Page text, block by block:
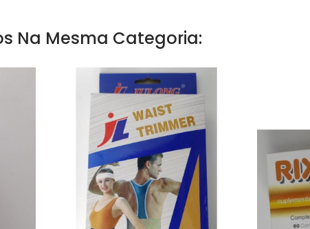
Na Mesma Categoria: